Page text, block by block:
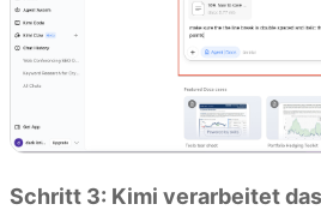
Schritt 3: Kimi verarbeitet